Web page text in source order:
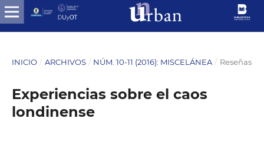
INICIO / ARCHIVOS / NÚM. 10-11 (2016): MISCELÁNEA / Reseñas
Experiencias sobre el caos
londinense